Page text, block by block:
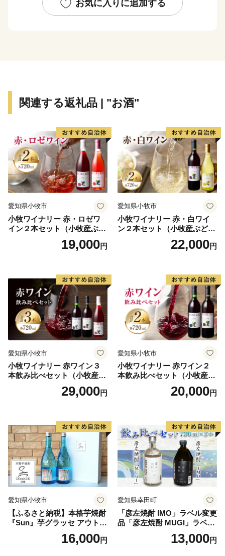
様々な政策に取り組んでいます。
の湖で行われる花火大会、マラソンなど多彩なイベント
お気に入りに追加する
関連する返礼品 | "お酒"
愛知県小牧市
小牧ワイナリー 赤・ロゼワ
イン２本セット（小牧産ぶど
19,000円
愛知県小牧市
小牧ワイナリー 赤・白ワイ
ン２本セット（小牧産ぶどう
22,000円
愛知県小牧市
小牧ワイナリー 赤ワイン３
本飲み比べセット（小牧産ぶ
どう100％使用）29,000円
愛知県小牧市
小牧ワイナリー 赤ワイン２
本飲み比べセット（小牧産ぶ
どう100％使用）20,000円
愛知県小牧市
【ふるさと納税】本格芋焼酎
『Sun』芋グラッセ アウトド
ア ソロキャンプ ベランピン
グ 巣ごもり 就労支援16,000円
愛知県幸田町
「彦左焼酎 IMO」ラベル変更
品「彦左焼酎 MUGI」ラベル
変更品 飲み比べ セット 合計
2本 720ml×各1本 25度 焼酎
13,000円